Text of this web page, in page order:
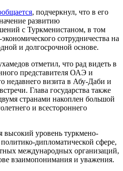
, подчеркнул, что в его
развитию
с Туркменистаном, в том
сотрудничества на
и долгосрочной основе.
отметил, что рад видеть в
представителя ОАЭ и
недавнего визита в Абу-Даби и
Глава государства также
странами накоплен большой
и всестороннего
высокий уровень туркмено-
дипломатической сфере,
международных организаций,
взаимопонимания и уважения.